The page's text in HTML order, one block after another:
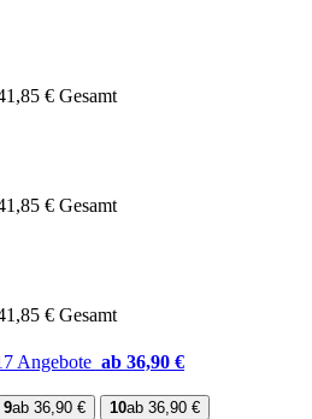
€ Gesamt
€ Gesamt
€ Gesamt
Angebote ab 36,90 €
9ab 36,90 € 10ab 36,90 €